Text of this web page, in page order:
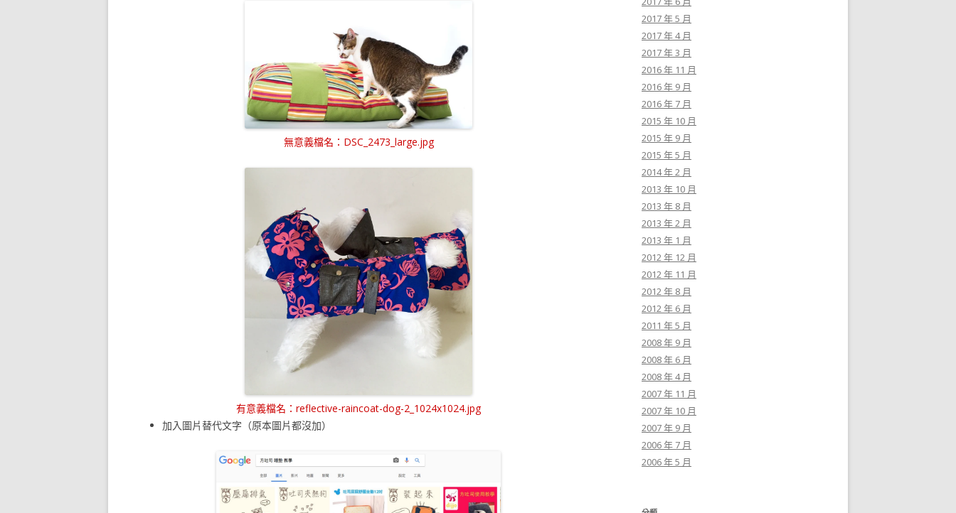
無意義檔名：DSC_2473_large.jpg
有意義檔名：reflective-raincoat-dog-2_1024x1024.jpg
加入圖片替代文字（原本圖片都沒加）
2017 年 5 月
2017 年 4 月
2017 年 3 月
2016 年 11 月
2016 年 9 月
2016 年 7 月
2015 年 10 月
2015 年 9 月
2015 年 5 月
2014 年 2 月
2013 年 10 月
2013 年 8 月
2013 年 2 月
2013 年 1 月
2012 年 12 月
2012 年 11 月
2012 年 8 月
2012 年 6 月
2011 年 5 月
2008 年 9 月
2008 年 6 月
2008 年 4 月
2007 年 11 月
2007 年 10 月
2007 年 9 月
2006 年 7 月
2006 年 5 月